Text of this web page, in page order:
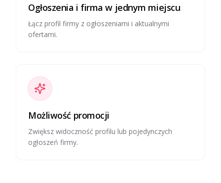
Ogłoszenia i firma w jednym miejscu
Łącz profil firmy z ogłoszeniami i aktualnymi
ofertami.
Możliwość promocji
Zwiększ widoczność profilu lub pojedynczych
ogłoszeń firmy.